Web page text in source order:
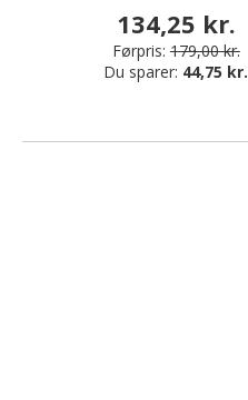
134,25 kr.
Førpris: 179,00 kr.
Du sparer: 44,75 kr.